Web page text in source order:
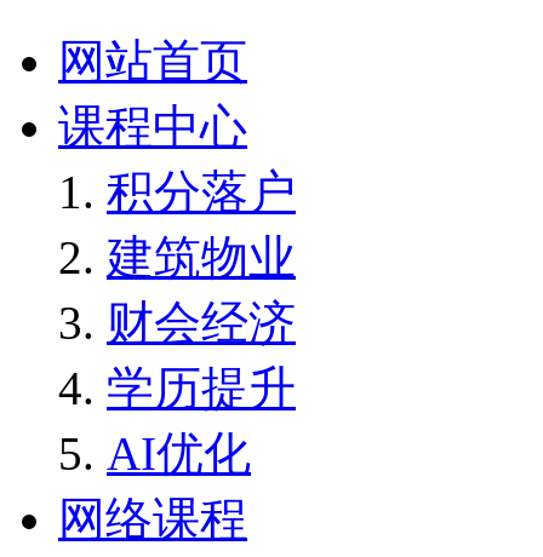
网站首页
课程中心
积分落户
建筑物业
财会经济
学历提升
AI优化
网络课程